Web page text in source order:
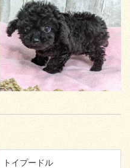
トイプードル